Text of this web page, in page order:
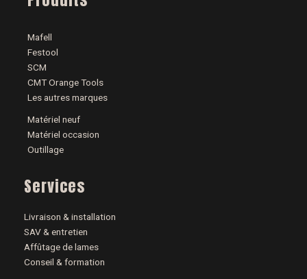
Mafell
Festool
SCM
CMT Orange Tools
Les autres marques
Matériel neuf
Matériel occasion
Outillage
Services
Livraison & installation
SAV & entretien
Affûtage de lames
Conseil & formation